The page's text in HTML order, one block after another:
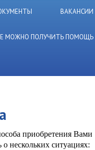
ВАКАНСИИ
МОЖНО ПОЛУЧИТЬ ПОМОЩЬ
приобретения Вами
нескольких ситуациях: